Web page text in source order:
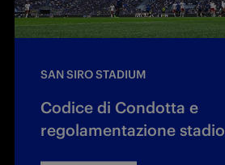
SAN SIRO STADIUM
Codice di Condotta e
regolamentazione stadio